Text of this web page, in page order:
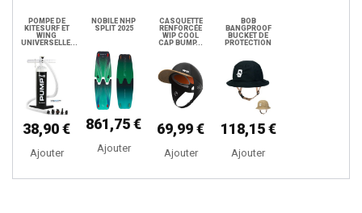
POMPE DE
KITESURF ET
WING
UNIVERSELLE...
38,90 €
Ajouter
NOBILE NHP
SPLIT 2025
861,75 €
Ajouter
CASQUETTE
RENFORCÉE
WIP COOL
CAP BUMP...
69,99 €
Ajouter
BOB
BANGPROOF
BUCKET DE
PROTECTION
118,15 €
Ajouter